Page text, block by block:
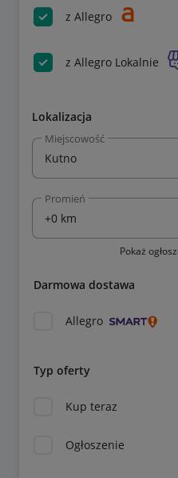
z Allegro
z Allegro Lokalnie
Lokalizacja
Miejscowość
Promień
Pokaż
Darmowa dostawa
Allegro
Typ oferty
Kup teraz
Ogłoszenie